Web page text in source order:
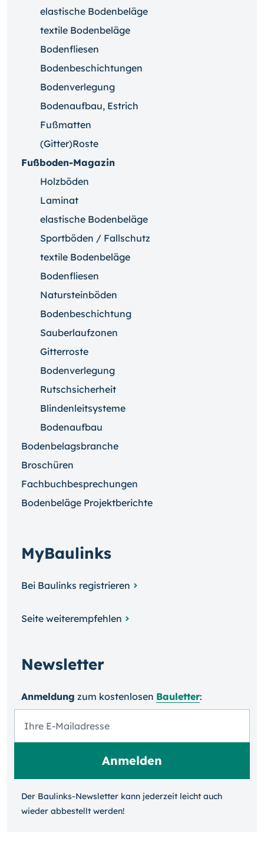
elastische Bodenbeläge
textile Bodenbeläge
Bodenfliesen
Bodenbeschichtungen
Bodenverlegung
Bodenaufbau, Estrich
Fußmatten
(Gitter)Roste
Fußboden-Magazin
Holzböden
Laminat
elastische Bodenbeläge
Sportböden / Fallschutz
textile Bodenbeläge
Bodenfliesen
Natursteinböden
Bodenbeschichtung
Sauberlaufzonen
Gitterroste
Bodenverlegung
Rutschsicherheit
Blindenleitsysteme
Bodenaufbau
Bodenbelagsbranche
Broschüren
Fachbuchbesprechungen
Bodenbeläge Projektberichte
MyBaulinks
Bei Baulinks registrieren
Seite weiterempfehlen
Newsletter
Anmeldung zum kosten­losen Bauletter:
Der Baulinks-Newsletter kann jeder­zeit leicht auch
wieder ab­bestellt werden!